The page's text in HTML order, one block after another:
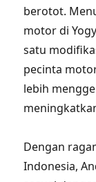
berotot.
motor di
satu
pecinta
lebih
Dengan
Indonesia,